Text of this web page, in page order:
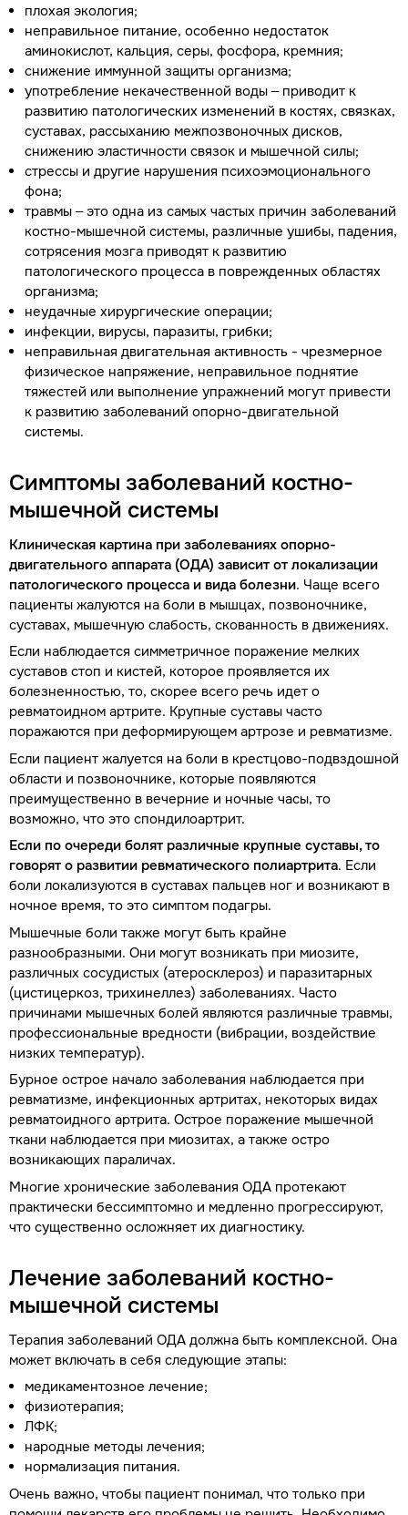
плохая экология;
неправильное питание, особенно недостаток
аминокислот, кальция, серы, фосфора, кремния;
снижение иммунной защиты организма;
употребление некачественной воды – приводит к
развитию патологических изменений в костях, связках,
суставах, рассыханию межпозвоночных дисков,
снижению эластичности связок и мышечной силы;
стрессы и другие нарушения психоэмоционального
фона;
травмы – это одна из самых частых причин заболеваний
костно-мышечной системы, различные ушибы, падения,
сотрясения мозга приводят к развитию
патологического процесса в поврежденных областях
организма;
неудачные хирургические операции;
инфекции, вирусы, паразиты, грибки;
неправильная двигательная активность - чрезмерное
физическое напряжение, неправильное поднятие
тяжестей или выполнение упражнений могут привести
к развитию заболеваний опорно-двигательной
системы.
Симптомы заболеваний костно-
мышечной системы
Клиническая картина при заболеваниях опорно-
двигательного аппарата (ОДА) зависит от локализации
патологического процесса и вида болезни. Чаще всего
пациенты жалуются на боли в мышцах, позвоночнике,
суставах, мышечную слабость, скованность в движениях.
Если наблюдается симметричное поражение мелких
суставов стоп и кистей, которое проявляется их
болезненностью, то, скорее всего речь идет о
ревматоидном артрите. Крупные суставы часто
поражаются при деформирующем артрозе и ревматизме.
Если пациент жалуется на боли в крестцово-подвздошной
области и позвоночнике, которые появляются
преимущественно в вечерние и ночные часы, то
возможно, что это спондилоартрит.
Если по очереди болят различные крупные суставы, то
говорят о развитии ревматического полиартрита. Если
боли локализуются в суставах пальцев ног и возникают в
ночное время, то это симптом подагры.
Мышечные боли также могут быть крайне
разнообразными. Они могут возникать при миозите,
различных сосудистых (атеросклероз) и паразитарных
(цистицеркоз, трихинеллез) заболеваниях. Часто
причинами мышечных болей являются различные травмы,
профессиональные вредности (вибрации, воздействие
низких температур).
Бурное острое начало заболевания наблюдается при
ревматизме, инфекционных артритах, некоторых видах
ревматоидного артрита. Острое поражение мышечной
ткани наблюдается при миозитах, а также остро
возникающих параличах.
Многие хронические заболевания ОДА протекают
практически бессимптомно и медленно прогрессируют,
что существенно осложняет их диагностику.
Лечение заболеваний костно-
мышечной системы
Терапия заболеваний ОДА должна быть комплексной. Она
может включать в себя следующие этапы:
медикаментозное лечение;
физиотерапия;
ЛФК;
народные методы лечения;
нормализация питания.
Очень важно, чтобы пациент понимал, что только при